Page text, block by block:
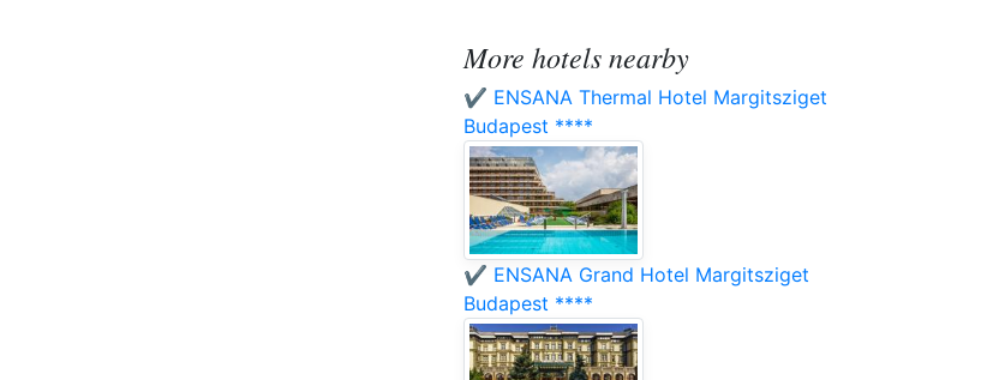
More hotels nearby
✔️ ENSANA Thermal Hotel Margitsziget
Budapest ****
✔️ ENSANA Grand Hotel Margitsziget
Budapest ****